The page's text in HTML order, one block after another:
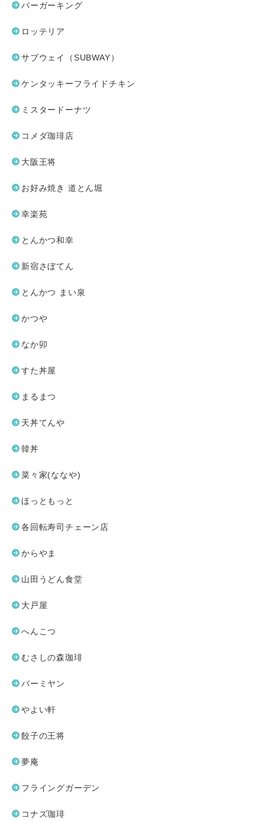
バーガーキング
ロッテリア
サブウェイ（SUBWAY）
ケンタッキーフライドチキン
ミスタードーナツ
コメダ珈琲店
大阪王将
お好み焼き 道とん堀
幸楽苑
とんかつ和幸
新宿さぼてん
とんかつ まい泉
かつや
なか卯
すた丼屋
まるまつ
天丼てんや
韓丼
菜々家(ななや)
ほっともっと
各回転寿司チェーン店
からやま
山田うどん食堂
大戸屋
へんこつ
むさしの森珈琲
バーミヤン
やよい軒
餃子の王将
夢庵
フライングガーデン
コナズ珈琲